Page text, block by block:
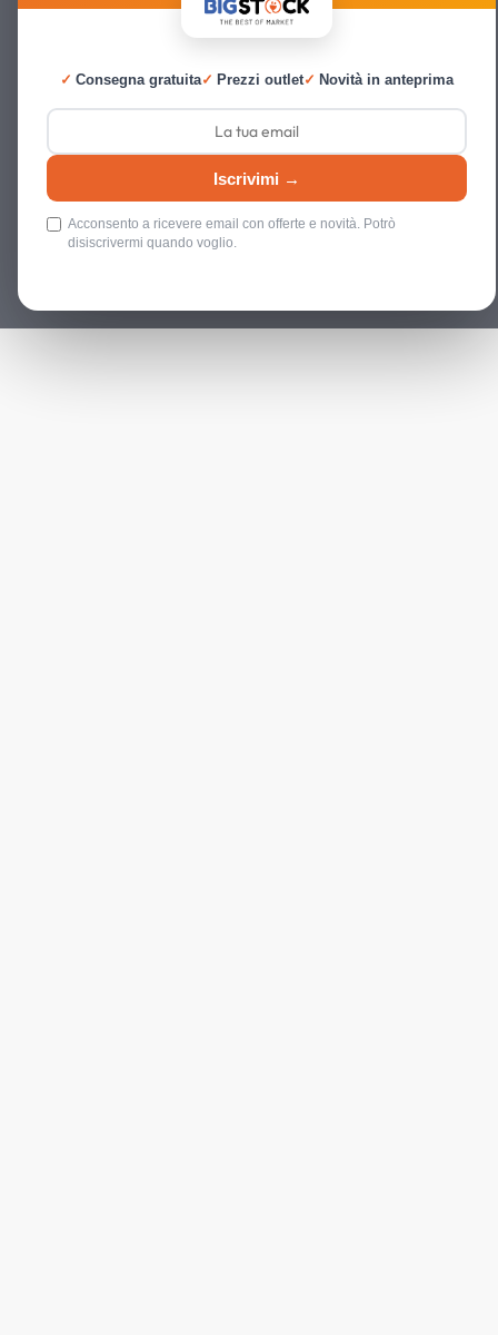
✓ Consegna gratuita✓ Prezzi outlet✓ Novità in anteprima
Iscrivimi →
Acconsento a ricevere email con offerte e novità. Potrò
disiscrivermi quando voglio.